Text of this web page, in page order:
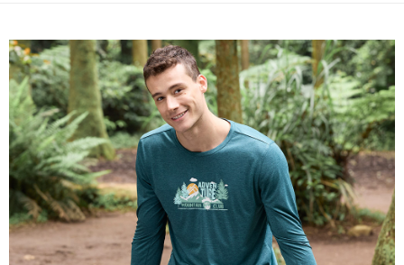
7-11超取(2000以上免運)
每筆NT$100，滿NT$2,000(含以上)免運費
一般宅配
每筆NT$100
宅配出貨(2000以上免運)
每筆NT$100，滿NT$2,000(含以上)免運費